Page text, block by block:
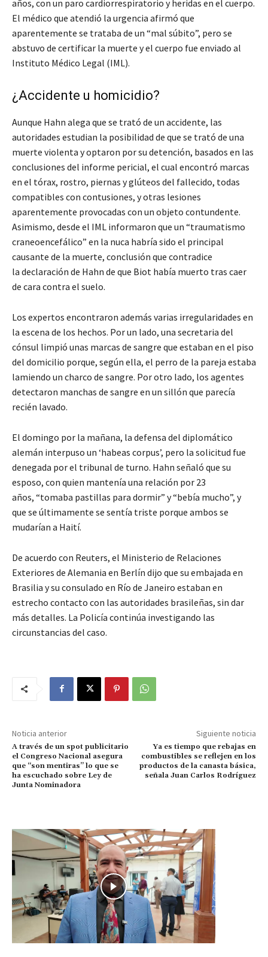
años, con un paro cardiorrespiratorio y heridas en el cuerpo.
El médico que atendió la urgencia afirmó que
aparentemente se trataba de un “mal súbito”, pero se
abstuvo de certificar la muerte y el cuerpo fue enviado al
Instituto Médico Legal (IML).
¿Accidente u homicidio?
Aunque Hahn alega que se trató de un accidente, las
autoridades estudian la posibilidad de que se trató de una
muerte violenta y optaron por su detención, basados en las
conclusiones del informe pericial, el cual encontró marcas
en el tórax, rostro, piernas y glúteos del fallecido, todas
compatibles con contusiones, y otras lesiones
aparentemente provocadas con un objeto contundente.
Asimismo, desde el IML informaron que un “traumatismo
craneoencefálico” en la nuca habría sido el principal
causante de la muerte, conclusión que contradice
la declaración de Hahn de que Biot había muerto tras caer
de cara contra el suelo.
Los expertos encontraron además varias irregularidades en
la escena de los hechos. Por un lado, una secretaria del
cónsul limpió unas marcas de sangre que estaban en el piso
del domicilio porque, según ella, el perro de la pareja estaba
lamiendo un charco de sangre. Por otro lado, los agentes
detectaron manchas de sangre en un sillón que parecía
recién lavado.
El domingo por la mañana, la defensa del diplomático
alemán interpuso un ‘habeas corpus’, pero la solicitud fue
denegada por el tribunal de turno. Hahn señaló que su
esposo, con quien mantenía una relación por 23
años, “tomaba pastillas para dormir” y “bebía mucho”, y
que se últimamente se sentía triste porque ambos se
mudarían a Haití.
De acuerdo con Reuters, el Ministerio de Relaciones
Exteriores de Alemania en Berlín dijo que su embajada en
Brasilia y su consulado en Río de Janeiro estaban en
estrecho contacto con las autoridades brasileñas, sin dar
más detalles. La Policía continúa investigando las
circunstancias del caso.
Noticia anterior
A través de un spot publicitario
el Congreso Nacional asegura
que “son mentiras” lo que se
ha escuchado sobre Ley de
Junta Nominadora
Siguiente noticia
Ya es tiempo que rebajas en
combustibles se reflejen en los
productos de la canasta básica,
señala Juan Carlos Rodríguez